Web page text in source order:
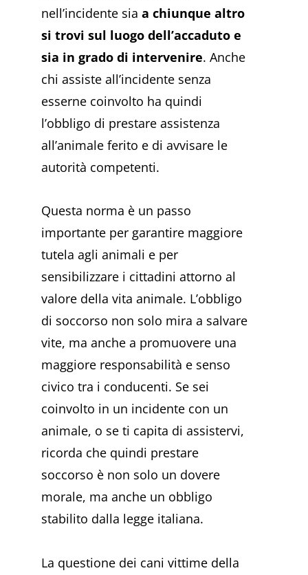
nell’incidente sia a chiunque altro
si trovi sul luogo dell’accaduto e
sia in grado di intervenire. Anche
chi assiste all’incidente senza
esserne coinvolto ha quindi
l’obbligo di prestare assistenza
all’animale ferito e di avvisare le
autorità competenti.
Questa norma è un passo
importante per garantire maggiore
tutela agli animali e per
sensibilizzare i cittadini attorno al
valore della vita animale. L’obbligo
di soccorso non solo mira a salvare
vite, ma anche a promuovere una
maggiore responsabilità e senso
civico tra i conducenti. Se sei
coinvolto in un incidente con un
animale, o se ti capita di assistervi,
ricorda che quindi prestare
soccorso è non solo un dovere
morale, ma anche un obbligo
stabilito dalla legge italiana.
La questione dei cani vittime della